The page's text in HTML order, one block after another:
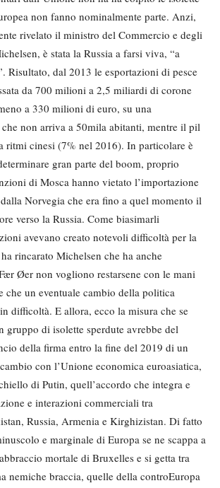
non fanno nominalmente parte. Anzi,
rivelato il ministro del Commercio e degli
è stata la Russia a farsi viva, “a
Risultato, dal 2013 le esportazioni di pesce
da 700 milioni a 2,5 miliardi di corone
a 330 milioni di euro, su una
non arriva a 50mila abitanti, mentre il pil
ritmi cinesi (7% nel 2016). In particolare è
gran parte del boom, proprio
di Mosca hanno vietato l’importazione
Norvegia che era fino a quel momento il
verso la Russia. Come biasimarli
avevano creato notevoli difficoltà per la
rincarato Michelsen che ha anche
Øer non vogliono restarsene con le mani
che un eventuale cambio della politica
difficoltà. E allora, ecco la misura che se
gruppo di isolette sperdute avrebbe del
della firma entro la fine del 2019 di un
con l’Unione economica euroasiatica,
di Putin, quell’accordo che integra e
e interazioni commerciali tra
Russia, Armenia e Kirghizistan. Di fatto
e marginale di Europa se ne scappa a
mortale di Bruxelles e si getta tra
nemiche braccia, quelle della controEuropa